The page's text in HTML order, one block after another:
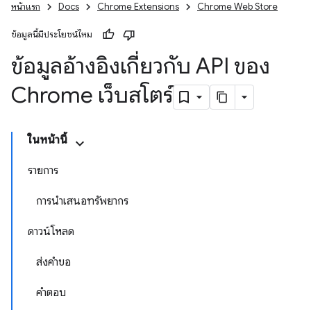
หน้าแรก Docs Chrome Extensions Chrome Web Store
ข้อมูลนี้มีประโยชน์ไหม
ข้อมูลอ้างอิงเกี่ยวกับ API ของ
Chrome เว็บสโตร์
ในหน้านี้
รายการ
การนำเสนอทรัพยากร
ดาวน์โหลด
ส่งคำขอ
คำตอบ